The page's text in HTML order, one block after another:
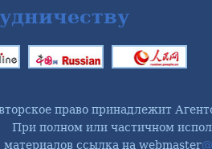
право принадлежит
При полном или частичном
материалов ссылка на webmaster